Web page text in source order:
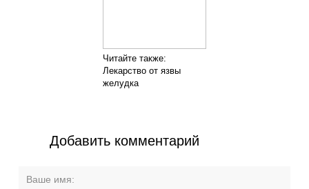
Читайте также:
Лекарство от язвы
желудка
Добавить комментарий